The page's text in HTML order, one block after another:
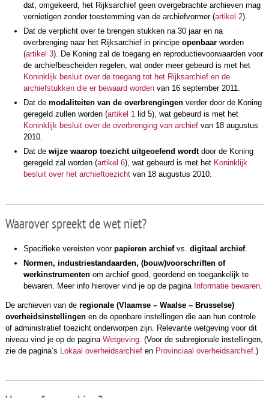
dat, omgekeerd, het Rijksarchief geen overgebrachte archieven mag
vernietigen zonder toestemming van de archiefvormer (artikel 2).
Dat de verplicht over te brengen stukken na 30 jaar en na
overbrenging naar het Rijksarchief in principe openbaarworden
(artikel 3). De Koning zal de toegang en reproductievoorwaarden voor
de archiefbescheiden regelen, wat onder meer gebeurd is met het
Koninklijk besluit over de toegang tot het Rijksarchief en de
archiefstukken die er bewaard wordenvan 16 september 2011.
Dat de modaliteiten van de overbrengingenverder door de Koning
geregeld zullen worden (artikel 1lid 5), wat gebeurd is met het
Koninklijk besluit over de overbrenging van archiefvan 18 augustus
2010.
Dat de wijze waarop toezicht uitgeoefend wordtdoor de Koning
geregeld zal worden (artikel 6), wat gebeurd is met het Koninklijk
besluit over het archieftoezichtvan 18 augustus 2010.
Waarover spreekt de wet niet?
Specifieke vereisten voor papieren archief vs. digitaal archief.
Normen, industriestandaarden, (bouw)voorschriften of
werkinstrumentenom archief goed, geordend en toegankelijk te
bewaren. Meer info hierover vind je op de pagina Informatie bewaren.
De archieven van de regionale (Vlaamse – Waalse – Brusselse)
overheidsinstellingenen de openbare instellingen die aan hun controle
of administratief toezicht onderworpen zijn. Relevante wetgeving voor dit
niveau vind je op de pagina Wetgeving. (Voor de subregionale instellingen,
zie de pagina’s Lokaal overheidsarchiefen Provinciaal overheidsarchief.)